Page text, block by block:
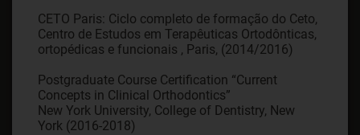
CETO Paris: Ciclo completo de formação do Ceto,
Centro de Estudos em Terapêuticas Ortodônticas,
ortopédicas e funcionais , Paris, (2014/2016)
Postgraduate Course Certification “Current
Concepts in Clinical Orthodontics”
New York University, College of Dentistry, New
York (2016-2018)